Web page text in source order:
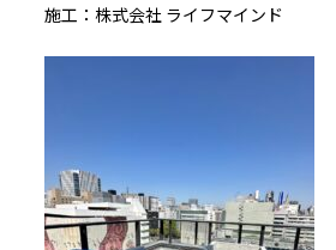
施工：株式会社 ライフマインド